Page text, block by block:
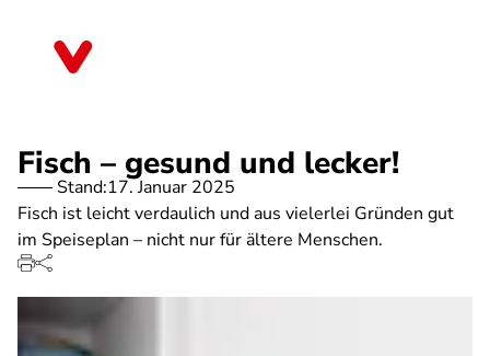
Fisch – gesund und lecker!
Stand:17. Januar 2025
Fisch ist leicht verdaulich und aus vielerlei Gründen gut
im Speiseplan – nicht nur für ältere Menschen.